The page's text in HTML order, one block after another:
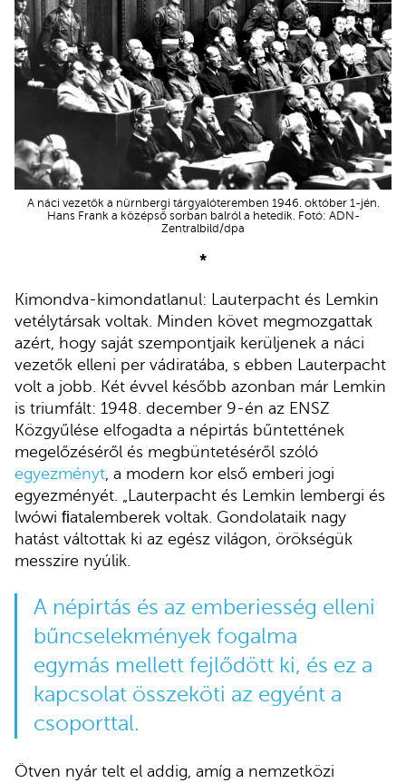
A náci vezetők a nürnbergi tárgyalóteremben 1946. október 1-jén.
Hans Frank a középső sorban balról a hetedik. Fotó: ADN-
Zentralbild/dpa
*
Kimondva-kimondatlanul: Lauterpacht és Lemkin
vetélytársak voltak. Minden követ megmozgattak
azért, hogy saját szempontjaik kerüljenek a náci
vezetők elleni per vádiratába, s ebben Lauterpacht
volt a jobb. Két évvel később azonban már Lemkin
is triumfált: 1948. december 9-én az ENSZ
Közgyűlése elfogadta a népirtás bűntettének
megelőzéséről és megbüntetéséről szóló
egyezményt, a modern kor első emberi jogi
egyezményét. „Lauterpacht és Lemkin lembergi és
lwówi ﬁatalemberek voltak. Gondolataik nagy
hatást váltottak ki az egész világon, örökségük
messzire nyúlik.
A népirtás és az emberiesség elleni
bűncselekmények fogalma
egymás mellett fejlődött ki, és ez a
kapcsolat összeköti az egyént a
csoporttal.
Ötven nyár telt el addig, amíg a nemzetközi